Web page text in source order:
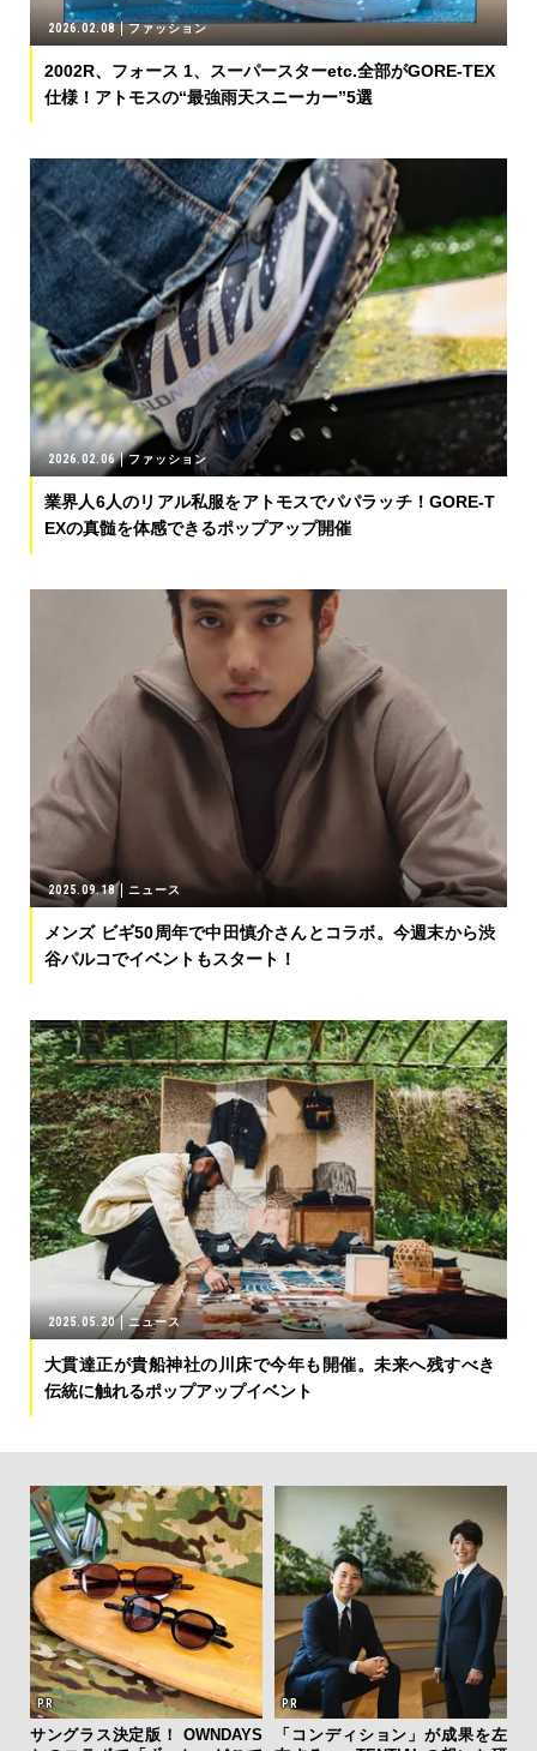
2026.02.08 ファッション
2002R、フォース 1、スーパースターetc.全部がGORE-TEX
仕様！アトモスの“最強雨天スニーカー”5選
2026.02.06 ファッション
業界人6人のリアル私服をアトモスでパパラッチ！GORE-T
EXの真髄を体感できるポップアップ開催
2025.09.18 ニュース
メンズ ビギ50周年で中田慎介さんとコラボ。今週末から渋
谷パルコでイベントもスタート！
2025.05.20 ニュース
大貫達正が貴船神社の川床で今年も開催。未来へ残すべき
伝統に触れるポップアップイベント
サングラス決定版！ OWNDAYS
「コンディション」が成果を左